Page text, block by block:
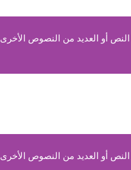
أو العديد من النصوص الأخرى
أو العديد من النصوص الأخرى